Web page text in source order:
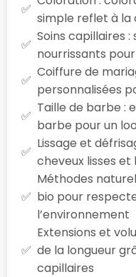
simple reflet à
Soins capillaires
nourrissants
Coiffure de
personnalisées
Taille de barbe :
barbe pour un
Lissage et
cheveux lisses et
Méthodes
bio pour
l’environnement
Extensions et
de la longueur
capillaires